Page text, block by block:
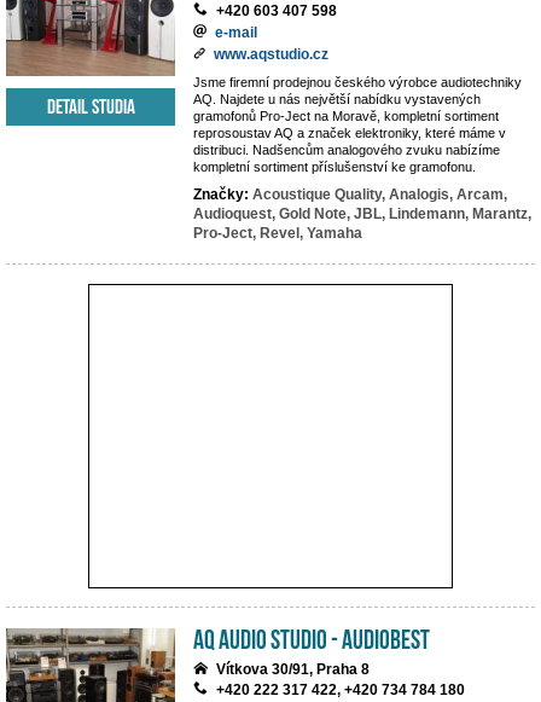
+420 603 407 598
e-mail
www.aqstudio.cz
Jsme firemní prodejnou českého výrobce audiotechniky
AQ. Najdete u nás největší nabídku vystavených
gramofonů Pro-Ject na Moravě, kompletní sortiment
reprosoustav AQ a značek elektroniky, které máme v
distribuci. Nadšencům analogového zvuku nabízíme
kompletní sortiment příslušenství ke gramofonu.
Značky: Acoustique Quality, Analogis, Arcam,
Audioquest, Gold Note, JBL, Lindemann, Marantz,
Pro-Ject, Revel, Yamaha
Detail studia
AQ Audio Studio - Audiobest
Vítkova 30/91, Praha 8
+420 222 317 422, +420 734 784 180